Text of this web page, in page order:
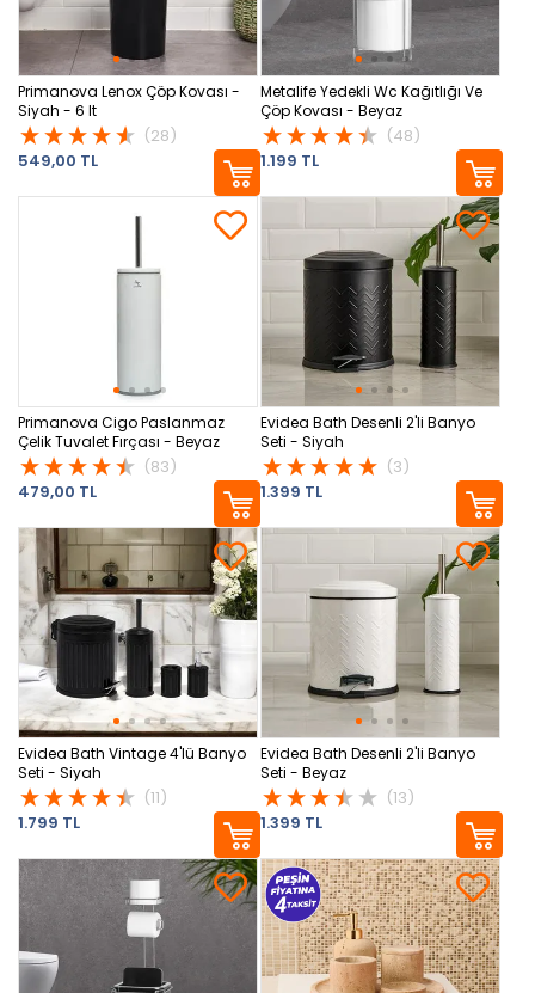
Primanova Lenox Çöp Kovası -
Siyah - 6 lt
(28)
549,00 TL
Metalife Yedekli Wc Kağıtlığı Ve
Çöp Kovası - Beyaz
(48)
1.199 TL
Primanova Cigo Paslanmaz
Çelik Tuvalet Fırçası - Beyaz
(83)
479,00 TL
Evidea Bath Desenli 2'li Banyo
Seti - Siyah
(3)
1.399 TL
Evidea Bath Vintage 4'lü Banyo
Seti - Siyah
(11)
1.799 TL
Evidea Bath Desenli 2'li Banyo
Seti - Beyaz
(13)
1.399 TL